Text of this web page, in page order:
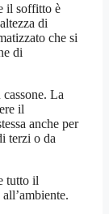
il soffitto è
di
che si
di
La
il
anche per
terzi o da
tutto il